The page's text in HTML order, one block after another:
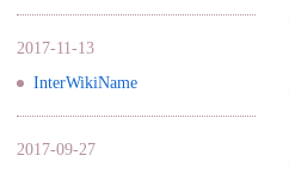
2017-11-13
InterWikiName
2017-09-27